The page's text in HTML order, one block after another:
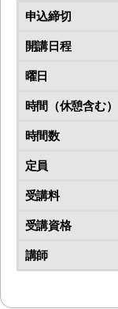
申込締切
開講日程
曜日
時間（休憩含む）
時間数
定員
受講料
受講資格
講師